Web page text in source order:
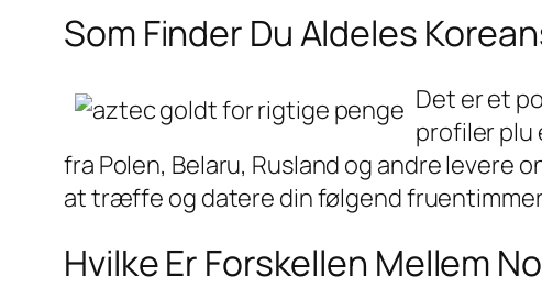
Som Finder Du Aldeles
Det er et
profiler plu
fra Polen, Belaru, Rusland og andre levere
at træffe og datere din følgend
Hvilke Er Forskellen Mellem